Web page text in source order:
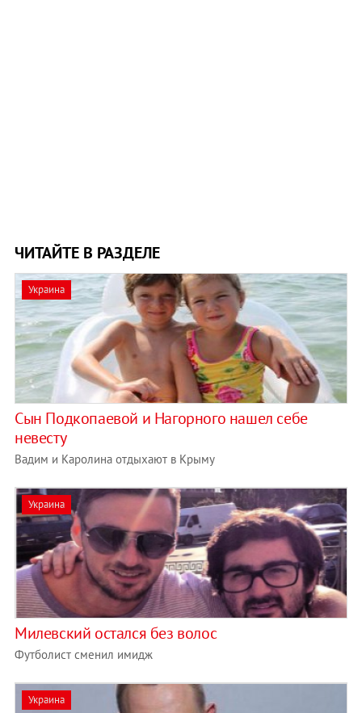
ЧИТАЙТЕ В РАЗДЕЛЕ
Украина
Сын Подкопаевой и Нагорного нашел себе
невесту
Вадим и Каролина отдыхают в Крыму
Украина
Милевский остался без волос
Футболист сменил имидж
Украина